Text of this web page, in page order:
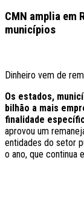
CMN amplia em
municípios
Dinheiro vem de
Os estados,
bilhão a mais
finalidade
aprovou um
entidades do setor
o ano, que continua